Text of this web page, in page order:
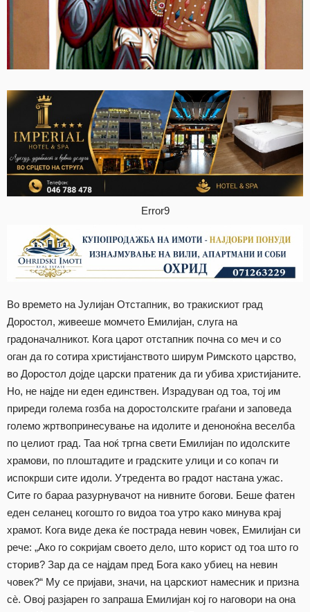
Error9
Во времето на Јулијан Отстапник, во тракискиот град
Доростол, живееше момчето Емилијан, слуга на
градоначалникот. Кога царот отстапник почна со меч и со
оган да го сотира христијанството ширум Римското царство,
во Доростол дојде царски пратеник да ги убива христијаните.
Но, не најде ни еден единствен. Израдуван од тоа, тој им
приреди голема гозба на доростолските граѓани и заповеда
големо жртвопринесување на идолите и деноноќна веселба
по целиот град. Таа ноќ тргна свети Емилијан по идолските
храмови, по плоштадите и градските улици и со копач ги
испокрши сите идоли. Утредента во градот настана ужас.
Сите го бараа разурнувачот на нивните богови. Беше фатен
еден селанец когошто го видоа тоа утро како минува крај
храмот. Кога виде дека ќе пострада невин човек, Емилијан си
рече: „Ако го сокријам своето дело, што корист од тоа што го
сторив? Зар да се најдам пред Бога како убиец на невин
човек?“ Му се пријави, значи, на царскиот намесник и призна
сè. Овој разјарен го запраша Емилијан кој го наговори на она